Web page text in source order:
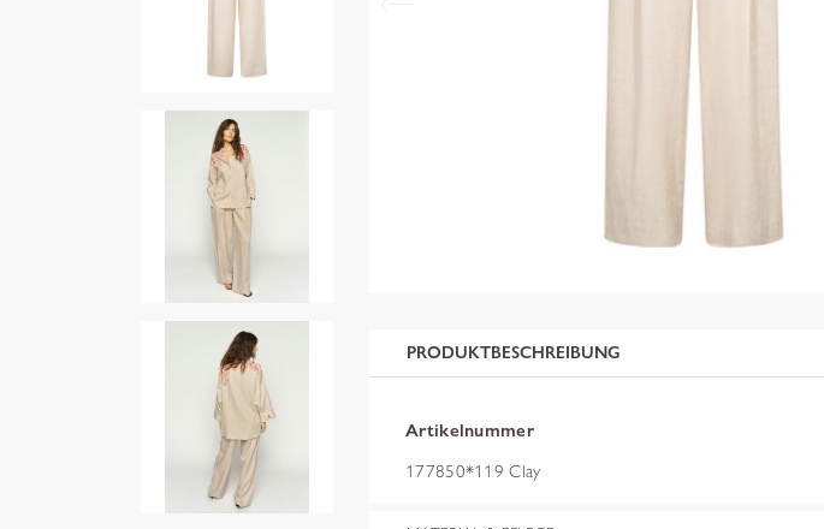
PRODUKTBESCHREIBUNG
Artikelnummer
177850*119 Clay